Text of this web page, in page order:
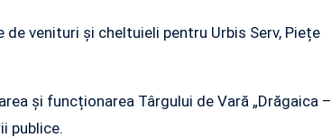
venituri și cheltuieli pentru Urbis Serv, Piețe
și funcționarea Târgului de Vară „Drăgaica –
publice.